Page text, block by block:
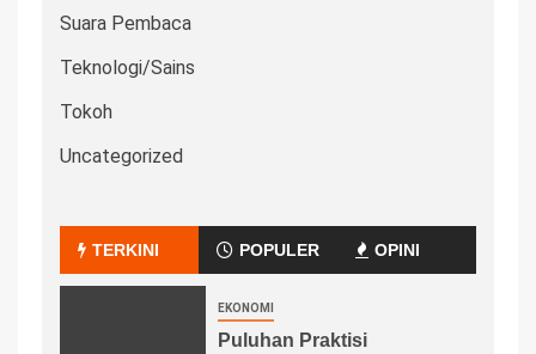
Suara Pembaca
Teknologi/Sains
Tokoh
Uncategorized
TERKINI POPULER OPINI
EKONOMI
Puluhan Praktisi